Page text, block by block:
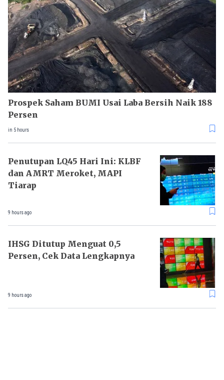
Prospek Saham BUMI Usai Laba Bersih Naik 188
Persen
in 5 hours
Penutupan LQ45 Hari Ini: KLBF
dan AMRT Meroket, MAPI
Tiarap
9 hours ago
IHSG Ditutup Menguat 0,5
Persen, Cek Data Lengkapnya
9 hours ago